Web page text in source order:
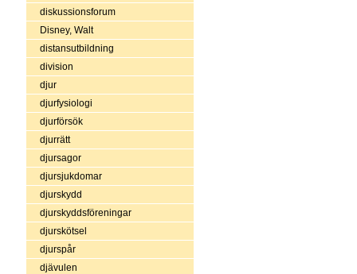
diskussionsforum
Disney, Walt
distansutbildning
division
djur
djurfysiologi
djurförsök
djurrätt
djursagor
djursjukdomar
djurskydd
djurskyddsföreningar
djurskötsel
djurspår
djävulen